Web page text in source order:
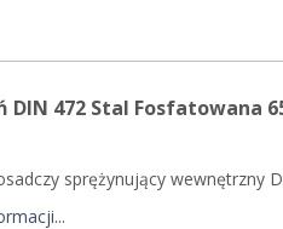
DIN 472 Stal Fosfatowana
sprężynujący wewnętrzny